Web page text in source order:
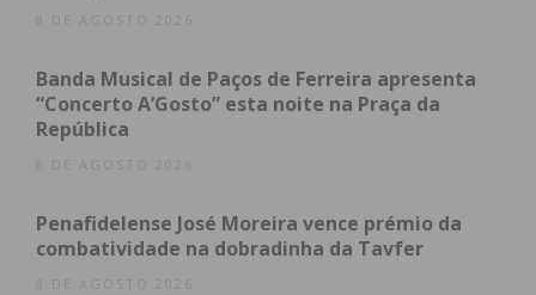
Ao que foi possível apurar, o grupo de cidadãos
na freguesia de Sande e São Lourenço do Douro,
no concelho de Marco de Canaveses.
Subscreva a newsletter do
Imediato
8 DE AGOSTO 2026
Banda Musical de Paços de Ferreira apresenta
“Concerto A’Gosto” esta noite na Praça da
República
8 DE AGOSTO 2026
Penafidelense José Moreira vence prémio da
combatividade na dobradinha da Tavfer
8 DE AGOSTO 2026